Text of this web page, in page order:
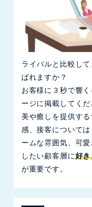
ライバルと比較し
ばれますか？
お客様に３秒で響
ージに掲載してくだ
美や癒しを提供す
感、接客について
ームな雰囲気、可
したい顧客層に好
が重要です。